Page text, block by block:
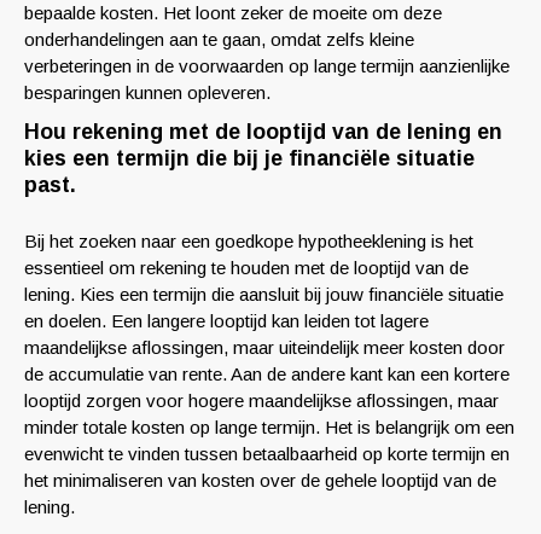
bepaalde kosten. Het loont zeker de moeite om deze
onderhandelingen aan te gaan, omdat zelfs kleine
verbeteringen in de voorwaarden op lange termijn aanzienlijke
besparingen kunnen opleveren.
Hou rekening met de looptijd van de lening en
kies een termijn die bij je financiële situatie
past.
Bij het zoeken naar een goedkope hypotheeklening is het
essentieel om rekening te houden met de looptijd van de
lening. Kies een termijn die aansluit bij jouw financiële situatie
en doelen. Een langere looptijd kan leiden tot lagere
maandelijkse aflossingen, maar uiteindelijk meer kosten door
de accumulatie van rente. Aan de andere kant kan een kortere
looptijd zorgen voor hogere maandelijkse aflossingen, maar
minder totale kosten op lange termijn. Het is belangrijk om een
evenwicht te vinden tussen betaalbaarheid op korte termijn en
het minimaliseren van kosten over de gehele looptijd van de
lening.